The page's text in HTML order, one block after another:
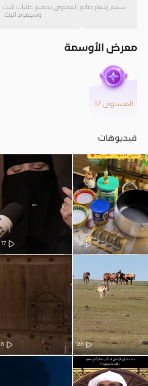
سيتم إشعار صانع المحتوى بجميع طلبات البث
وسيقوم البث.
معرض الأوسمة
المستوى 17
فيديوهات
36
17
26
8